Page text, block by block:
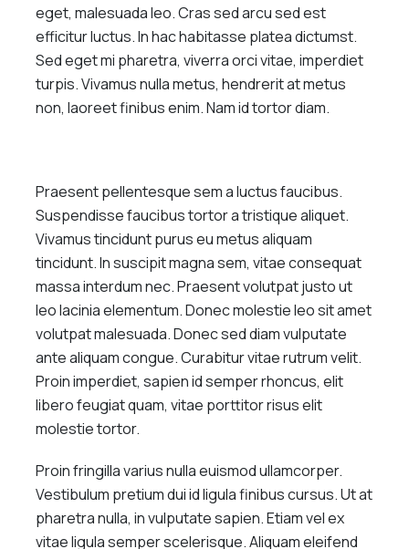
eget, malesuada leo. Cras sed arcu sed est
efficitur luctus. In hac habitasse platea dictumst.
Sed eget mi pharetra, viverra orci vitae, imperdiet
turpis. Vivamus nulla metus, hendrerit at metus
non, laoreet finibus enim. Nam id tortor diam.
Praesent pellentesque sem a luctus faucibus.
Suspendisse faucibus tortor a tristique aliquet.
Vivamus tincidunt purus eu metus aliquam
tincidunt. In suscipit magna sem, vitae consequat
massa interdum nec. Praesent volutpat justo ut
leo lacinia elementum. Donec molestie leo sit amet
volutpat malesuada. Donec sed diam vulputate
ante aliquam congue. Curabitur vitae rutrum velit.
Proin imperdiet, sapien id semper rhoncus, elit
libero feugiat quam, vitae porttitor risus elit
molestie tortor.
Proin fringilla varius nulla euismod ullamcorper.
Vestibulum pretium dui id ligula finibus cursus. Ut at
pharetra nulla, in vulputate sapien. Etiam vel ex
vitae ligula semper scelerisque. Aliquam eleifend